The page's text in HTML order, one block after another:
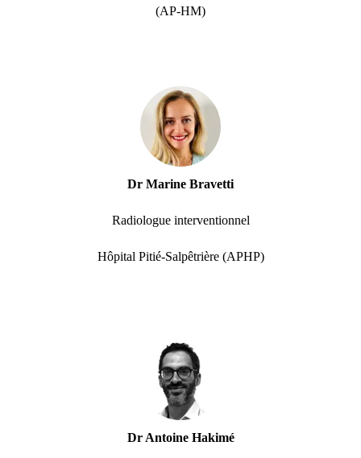
(AP-HM)
Dr Marine Bravetti
Radiologue interventionnel
Hôpital Pitié-Salpêtrière (APHP)
Dr Antoine Hakimé